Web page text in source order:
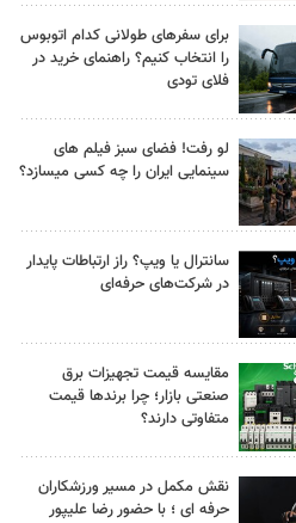
برای سفرهای طولانی کدام اتوبوس
را انتخاب کنیم؟ راهنمای خرید در
فلای تودی
لو رفت! فضای سبز فیلم های
سینمایی ایران را چه کسی میسازد؟
سانترال یا ویپ؟ راز ارتباطات پایدار
در شرکت‌های حرفه‌ای
مقایسه قیمت تجهیزات برق
صنعتی بازار؛ چرا برندها قیمت
متفاوتی دارند؟
نقش مکمل در مسیر ورزشکاران
حرفه ای ؛ با حضور رضا علیپور